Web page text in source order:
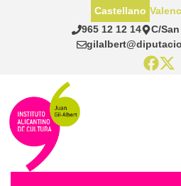
965 12 12 14
C/
Castellano